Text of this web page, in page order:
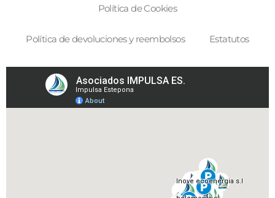
Política de Cookies
Política de devoluciones y reembolsos Estatutos